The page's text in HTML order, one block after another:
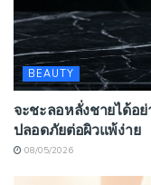
BEAUTY
จะชะลอหลั่งชายได้อย่
ปลอดภัยต่อผิวแพ้ง่าย
08/05/2026